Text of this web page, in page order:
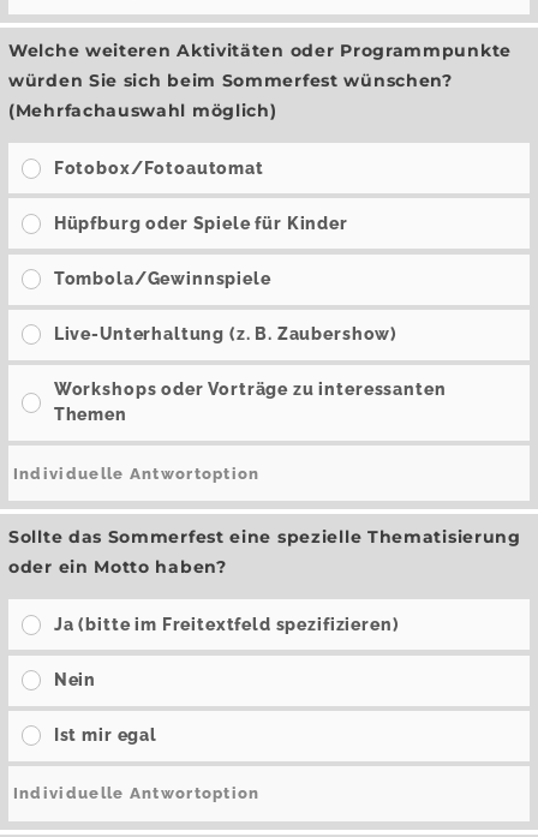
Welche weiteren Aktivitäten oder Programmpunkte
würden Sie sich beim Sommerfest wünschen?
(Mehrfachauswahl möglich)
Fotobox/Fotoautomat
Hüpfburg oder Spiele für Kinder
Tombola/Gewinnspiele
Live-Unterhaltung (z. B. Zaubershow)
Workshops oder Vorträge zu interessanten
Themen
Sollte das Sommerfest eine spezielle Thematisierung
oder ein Motto haben?
Ja (bitte im Freitextfeld spezifizieren)
Nein
Ist mir egal